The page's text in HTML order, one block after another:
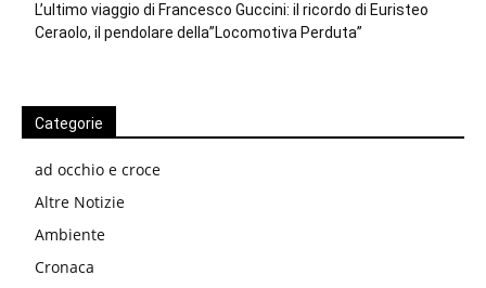
L’ultimo viaggio di Francesco Guccini: il ricordo di Euristeo
Ceraolo, il pendolare della”Locomotiva Perduta”
Categorie
ad occhio e croce
Altre Notizie
Ambiente
Cronaca